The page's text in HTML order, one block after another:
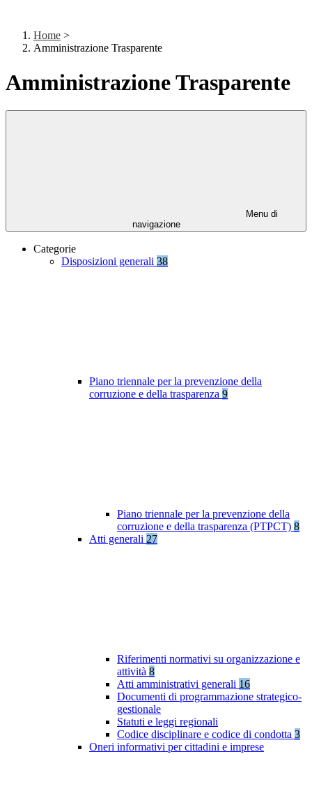
Home >
Amministrazione Trasparente
Amministrazione Trasparente
Menu di
navigazione
Categorie
Disposizioni generali 38
Piano triennale per la prevenzione della
corruzione e della trasparenza 9
Piano triennale per la prevenzione della
corruzione e della trasparenza (PTPCT) 8
Atti generali 27
Riferimenti normativi su organizzazione e
attività 8
Atti amministrativi generali 16
Documenti di programmazione strategico-
gestionale
Statuti e leggi regionali
Codice disciplinare e codice di condotta 3
Oneri informativi per cittadini e imprese